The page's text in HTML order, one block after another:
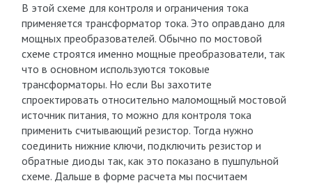
В этой схеме для контроля и ограничения тока
применяется трансформатор тока. Это оправдано для
мощных преобразователей. Обычно по мостовой
схеме строятся именно мощные преобразователи, так
что в основном используются токовые
трансформаторы. Но если Вы захотите
спроектировать относительно маломощный мостовой
источник питания, то можно для контроля тока
применить считывающий резистор. Тогда нужно
соединить нижние ключи, подключить резистор и
обратные диоды так, как это показано в пушпульной
схеме. Дальше в форме расчета мы посчитаем